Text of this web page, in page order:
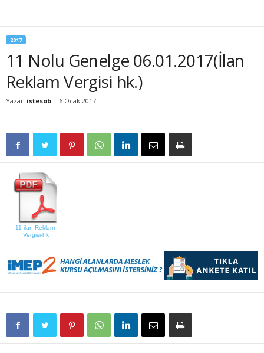
2017
11 Nolu Genelge 06.01.2017(İlan
Reklam Vergisi hk.)
Yazan istesob - 6 Ocak 2017
11-ilan-Reklam-
Vergisi-hk